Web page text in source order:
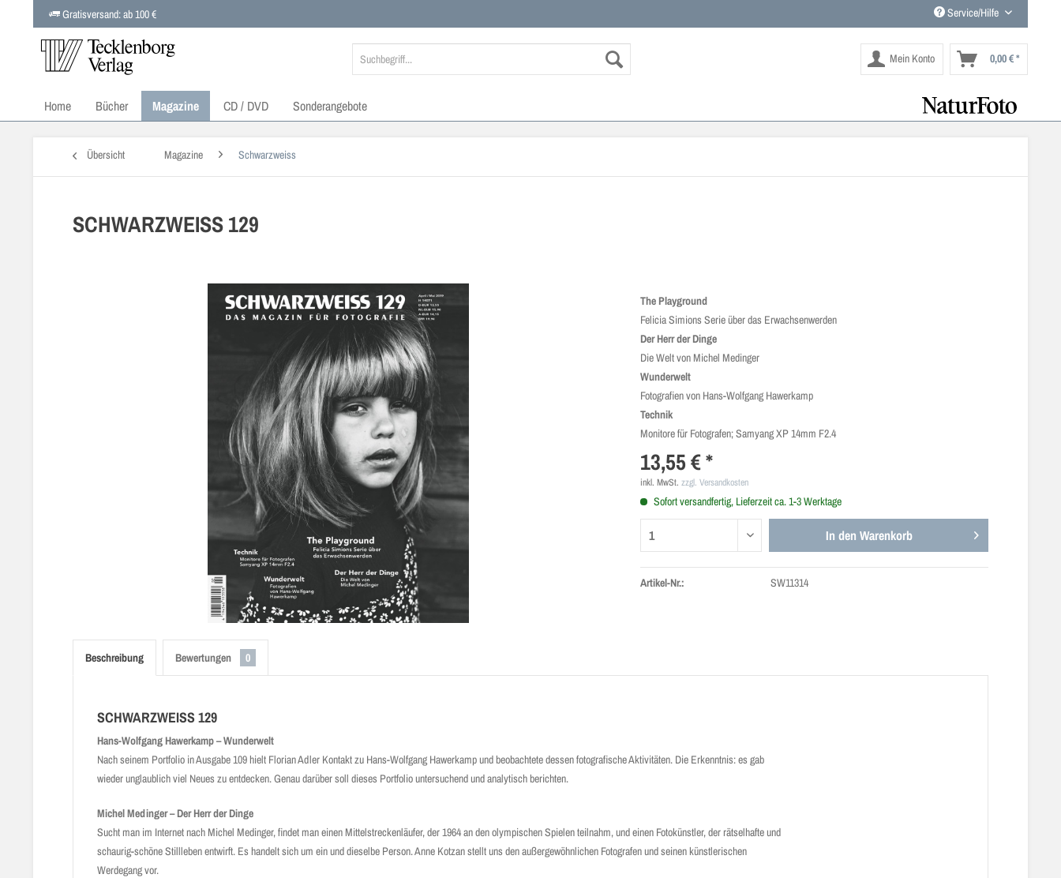
Gratisversand: ab 100 € Service/Hilfe
Mein Konto 0,00 € *
Home Bücher Magazine CD / DVD Sonderangebote
Übersicht Magazine Schwarzweiss
SCHWARZWEISS 129
The Playground
Felicia Simions Serie über das Erwachsenwerden
Der Herr der Dinge
Die Welt von Michel Medinger
Wunderwelt
Fotografien von Hans-Wolfgang Hawerkamp
Technik
Monitore für Fotografen; Samyang XP 14mm F2.4
13,55 € *
inkl. MwSt.zzgl. Versandkosten
Sofort versandfertig, Lieferzeit ca. 1-3 Werktage
In den Warenkorb
Artikel-Nr.: SW11314
Beschreibung Bewertungen 0
SCHWARZWEISS 129
Hans-Wolfgang Hawerkamp – Wunderwelt
Nach seinem Portfolio in Ausgabe 109 hielt Florian Adler Kontakt zu Hans-Wolfgang Hawerkamp und beobachtete dessen fotografische Aktivitäten. Die Erkenntnis: es gab
wieder unglaublich viel Neues zu entdecken. Genau darüber soll dieses Portfolio untersuchend und analytisch berichten.
Michel Medinger – Der Herr der Dinge
Sucht man im Internet nach Michel Medinger, findet man einen Mittelstreckenläufer, der 1964 an den olympischen Spielen teilnahm, und einen Fotokünstler, der rätselhafte und
schaurig-schöne Stillleben entwirft. Es handelt sich um ein und dieselbe Person. Anne Kotzan stellt uns den außergewöhnlichen Fotografen und seinen künstlerischen
Werdegang vor.